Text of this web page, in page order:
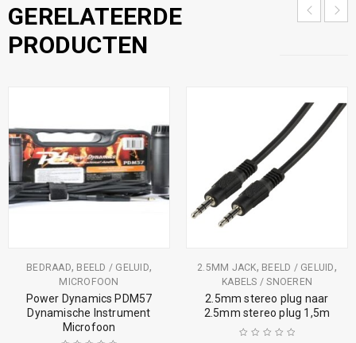
GERELATEERDE
PRODUCTEN
BEDRAAD, BEELD / GELUID,
MICROFOON
Power Dynamics PDM57
Dynamische Instrument
Microfoon
2.5MM JACK, BEELD / GELUID,
KABELS / SNOEREN
2.5mm stereo plug naar
2.5mm stereo plug 1,5m